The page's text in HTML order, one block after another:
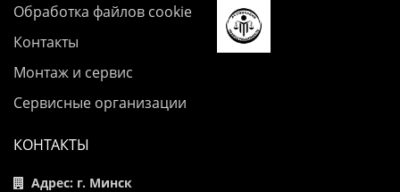
Обработка файлов cookie
Контакты
Монтаж и сервис
Сервисные организации
КОНТАКТЫ
Адрес: г. Минск